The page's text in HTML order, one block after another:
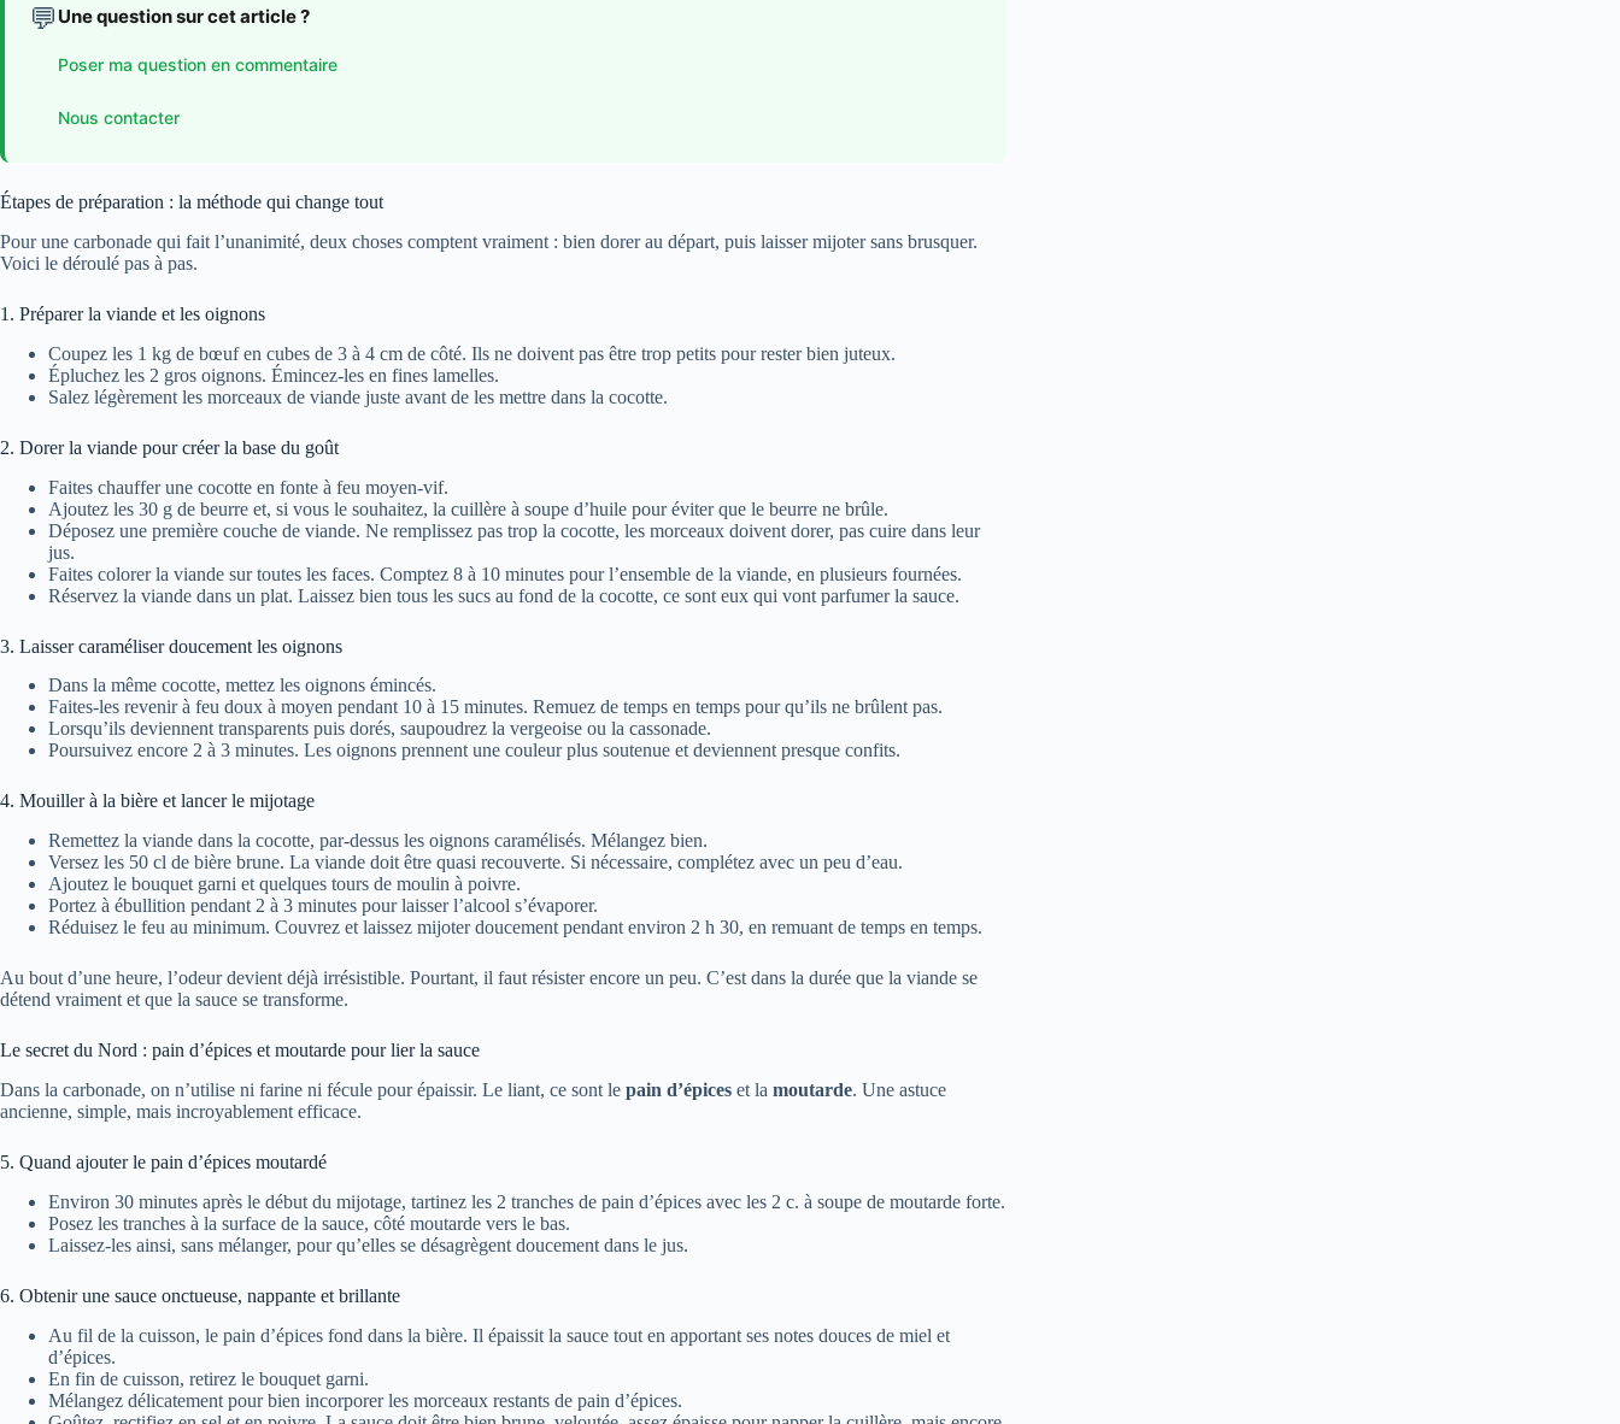
💬 Une question sur cet article ?
Poser ma question en commentaire
Nous contacter
Étapes de préparation : la méthode qui change tout
Pour une carbonade qui fait l’unanimité, deux choses comptent vraiment : bien dorer au départ, puis laisser mijoter sans brusquer.
Voici le déroulé pas à pas.
1. Préparer la viande et les oignons
Coupez les 1 kg de bœuf en cubes de 3 à 4 cm de côté. Ils ne doivent pas être trop petits pour rester bien juteux.
Épluchez les 2 gros oignons. Émincez-les en fines lamelles.
Salez légèrement les morceaux de viande juste avant de les mettre dans la cocotte.
2. Dorer la viande pour créer la base du goût
Faites chauffer une cocotte en fonte à feu moyen-vif.
Ajoutez les 30 g de beurre et, si vous le souhaitez, la cuillère à soupe d’huile pour éviter que le beurre ne brûle.
Déposez une première couche de viande. Ne remplissez pas trop la cocotte, les morceaux doivent dorer, pas cuire dans leur
jus.
Faites colorer la viande sur toutes les faces. Comptez 8 à 10 minutes pour l’ensemble de la viande, en plusieurs fournées.
Réservez la viande dans un plat. Laissez bien tous les sucs au fond de la cocotte, ce sont eux qui vont parfumer la sauce.
3. Laisser caraméliser doucement les oignons
Dans la même cocotte, mettez les oignons émincés.
Faites-les revenir à feu doux à moyen pendant 10 à 15 minutes. Remuez de temps en temps pour qu’ils ne brûlent pas.
Lorsqu’ils deviennent transparents puis dorés, saupoudrez la vergeoise ou la cassonade.
Poursuivez encore 2 à 3 minutes. Les oignons prennent une couleur plus soutenue et deviennent presque confits.
4. Mouiller à la bière et lancer le mijotage
Remettez la viande dans la cocotte, par-dessus les oignons caramélisés. Mélangez bien.
Versez les 50 cl de bière brune. La viande doit être quasi recouverte. Si nécessaire, complétez avec un peu d’eau.
Ajoutez le bouquet garni et quelques tours de moulin à poivre.
Portez à ébullition pendant 2 à 3 minutes pour laisser l’alcool s’évaporer.
Réduisez le feu au minimum. Couvrez et laissez mijoter doucement pendant environ 2 h 30, en remuant de temps en temps.
Au bout d’une heure, l’odeur devient déjà irrésistible. Pourtant, il faut résister encore un peu. C’est dans la durée que la viande se
détend vraiment et que la sauce se transforme.
Le secret du Nord : pain d’épices et moutarde pour lier la sauce
Dans la carbonade, on n’utilise ni farine ni fécule pour épaissir. Le liant, ce sont le pain d’épices et la moutarde. Une astuce
ancienne, simple, mais incroyablement efficace.
5. Quand ajouter le pain d’épices moutardé
Environ 30 minutes après le début du mijotage, tartinez les 2 tranches de pain d’épices avec les 2 c. à soupe de moutarde forte.
Posez les tranches à la surface de la sauce, côté moutarde vers le bas.
Laissez-les ainsi, sans mélanger, pour qu’elles se désagrègent doucement dans le jus.
6. Obtenir une sauce onctueuse, nappante et brillante
Au fil de la cuisson, le pain d’épices fond dans la bière. Il épaissit la sauce tout en apportant ses notes douces de miel et
d’épices.
En fin de cuisson, retirez le bouquet garni.
Mélangez délicatement pour bien incorporer les morceaux restants de pain d’épices.